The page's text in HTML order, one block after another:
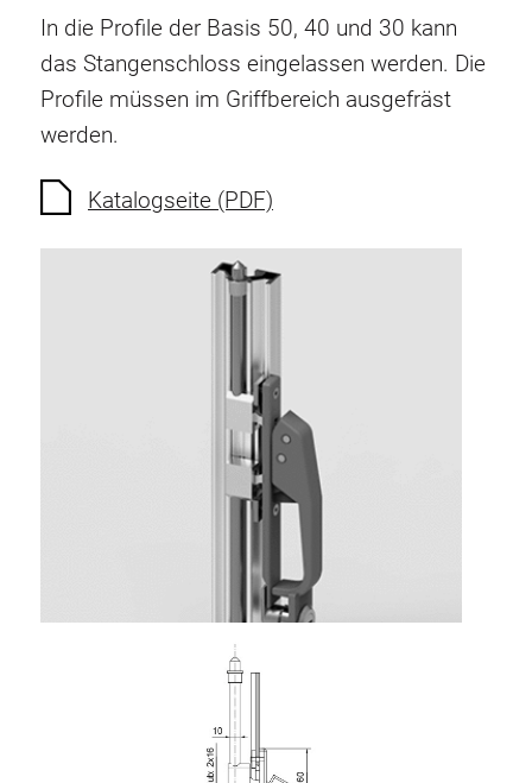
Verdrehsicherungen
Gewindeeinsätze
Bodenverbindungselemente
Rollenelemente
Kabelkanäle
Scharniere und Gelenke
Dynamische Elemente
In die Profile der Basis 50, 40 und 30 kann
das Stangenschloss eingelassen werden. Die
Profile müssen im Griffbereich ausgefräst
werden.
Katalogseite (PDF)